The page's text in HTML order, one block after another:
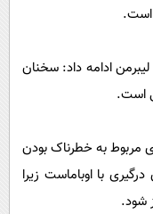
است.
ادامه داد: سخنان
است.
مربوط به خطرناک بودن
با اوباماست زیرا
شود.